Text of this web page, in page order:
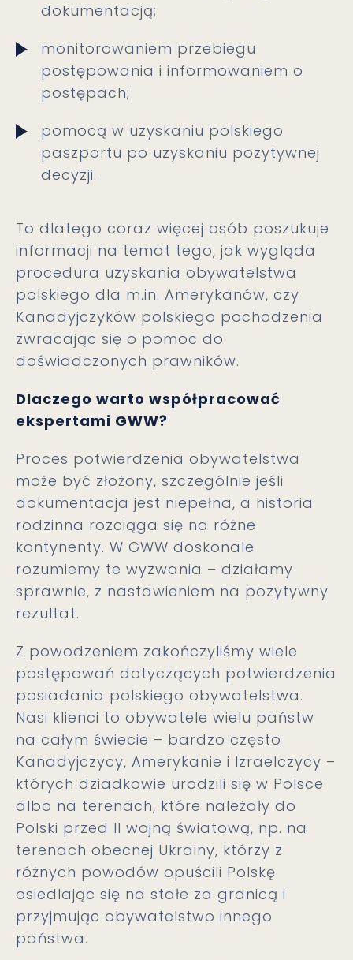
dokumentacją;
monitorowaniem przebiegu
postępowania i informowaniem o
postępach;
pomocą w uzyskaniu polskiego
paszportu po uzyskaniu pozytywnej
decyzji.
To dlatego coraz więcej osób poszukuje
informacji na temat tego, jak wygląda
procedura uzyskania obywatelstwa
polskiego dla m.in. Amerykanów, czy
Kanadyjczyków polskiego pochodzenia
zwracając się o pomoc do
doświadczonych prawników.
Dlaczego warto współpracować
ekspertami GWW?
Proces potwierdzenia obywatelstwa
może być złożony, szczególnie jeśli
dokumentacja jest niepełna, a historia
rodzinna rozciąga się na różne
kontynenty. W GWW doskonale
rozumiemy te wyzwania – działamy
sprawnie, z nastawieniem na pozytywny
rezultat.
Z powodzeniem zakończyliśmy wiele
postępowań dotyczących potwierdzenia
posiadania polskiego obywatelstwa.
Nasi klienci to obywatele wielu państw
na całym świecie – bardzo często
Kanadyjczycy, Amerykanie i Izraelczycy –
których dziadkowie urodzili się w Polsce
albo na terenach, które należały do
Polski przed II wojną światową, np. na
terenach obecnej Ukrainy, którzy z
różnych powodów opuścili Polskę
osiedlając się na stałe za granicą i
przyjmując obywatelstwo innego
państwa.